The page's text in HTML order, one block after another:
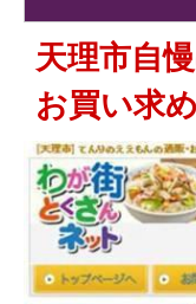
天理市自
お買い求